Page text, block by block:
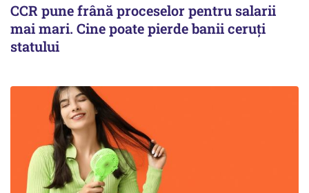
CCR pune frână proceselor pentru salarii
mai mari. Cine poate pierde banii ceruți
statului